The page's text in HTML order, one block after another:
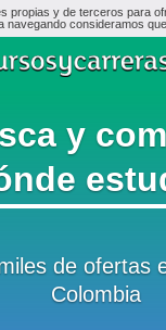
propias y de terceros para
navegando consideramos
y
de ofertas
Colombia